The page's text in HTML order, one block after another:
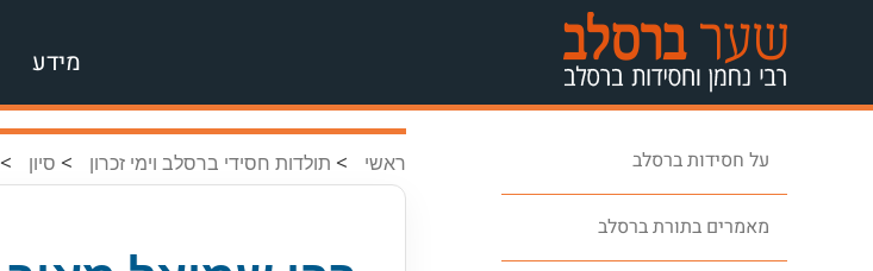
מידע
על חסידות ברסלב
מאמרים בתורת ברסלב
ראשי > תולדות חסידי ברסלב וימי זכרון > סיון >